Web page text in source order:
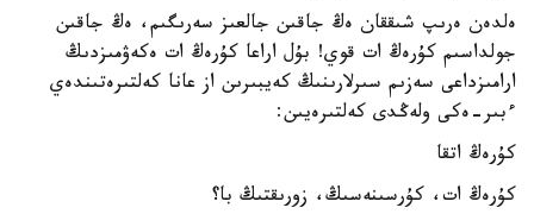
ەلدەن ەرىپ شىققان ەڭ جاقىن جالعىز سەرىگىم، ەڭ جاقىن
جولداسىم كۇرەڭ ات قوي! بۇل اراعا كۇرەڭ ات ەكەۋمىزدىڭ
ارامىزداعى سەزىم سىرلارىنىڭ كەيبىرىن از عانا كەلتىرەتىندەي
ءبىر-ەكى ولەڭدى كەلتىرەيىن:
كۇرەڭ اتقا
كۇرەڭ ات، كۇرسىنەسىڭ، زورىقتىڭ با؟